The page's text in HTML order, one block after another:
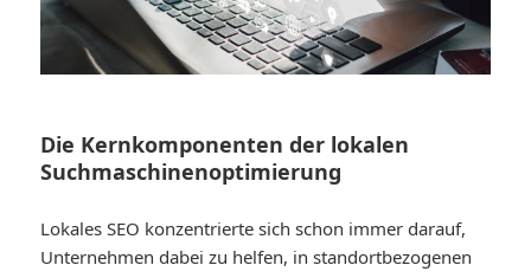
Die Kernkomponenten der lokalen
Suchmaschinenoptimierung
Lokales SEO konzentrierte sich schon immer darauf,
Unternehmen dabei zu helfen, in standortbezogenen